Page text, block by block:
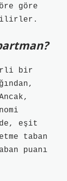
göre
bir
eşit
taban
puanı